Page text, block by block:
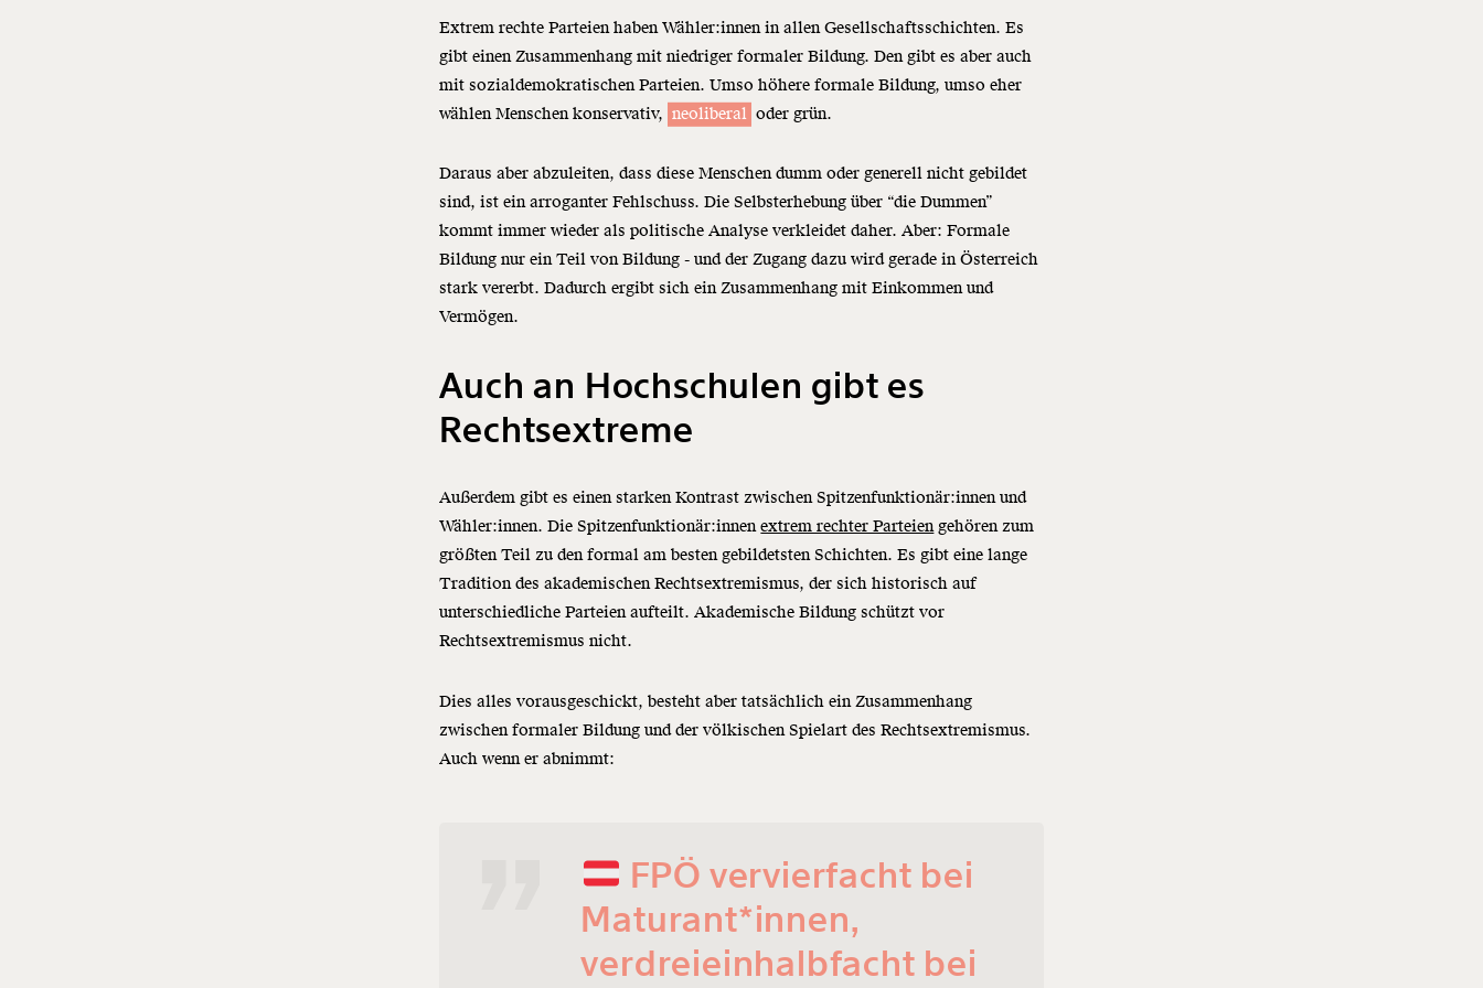
Extrem rechte Parteien haben Wähler:innen in allen Gesellschaftsschichten. Es
gibt einen Zusammenhang mit niedriger formaler Bildung. Den gibt es aber auch
mit sozialdemokratischen Parteien. Umso höhere formale Bildung, umso eher
wählen Menschen konservativ, neoliberal oder grün.
Daraus aber abzuleiten, dass diese Menschen dumm oder generell nicht gebildet
sind, ist ein arroganter Fehlschuss. Die Selbsterhebung über “die Dummen”
kommt immer wieder als politische Analyse verkleidet daher. Aber: Formale
Bildung nur ein Teil von Bildung - und der Zugang dazu wird gerade in Österreich
stark vererbt. Dadurch ergibt sich ein Zusammenhang mit Einkommen und
Vermögen.
Auch an Hochschulen gibt es
Rechtsextreme
Außerdem gibt es einen starken Kontrast zwischen Spitzenfunktionär:innen und
Wähler:innen. Die Spitzenfunktionär:innenextrem rechter Parteiengehören zum
größten Teil zu den formal am besten gebildetsten Schichten. Es gibt eine lange
Tradition des akademischen Rechtsextremismus, der sich historisch auf
unterschiedliche Parteien aufteilt. Akademische Bildung schützt vor
Rechtsextremismus nicht.
Dies alles vorausgeschickt, besteht aber tatsächlich ein Zusammenhang
zwischen formaler Bildung und der völkischen Spielart des Rechtsextremismus.
Auch wenn er abnimmt:
FPÖ vervierfacht bei
Maturant*innen,
verdreieinhalbfacht bei